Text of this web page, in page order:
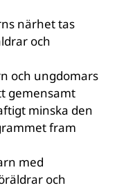
närhet tas
och
och ungdomars
gemensamt
minska den
fram
med
och